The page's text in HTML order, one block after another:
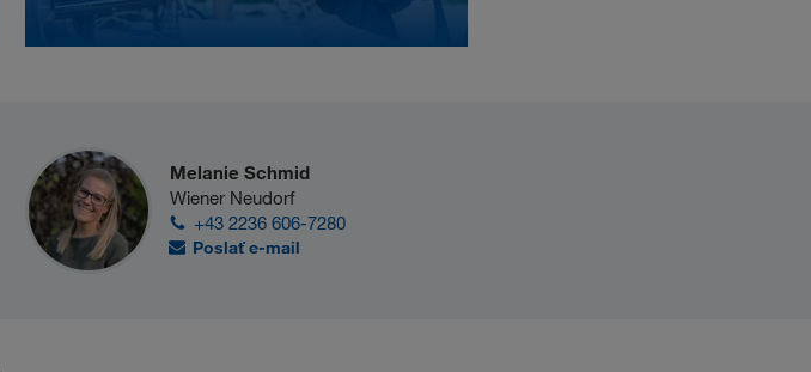
Melanie Schmid
Wiener Neudorf
+43 2236 606-7280
Poslať e-mail